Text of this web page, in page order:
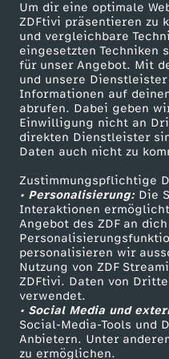
Um dir eine optimale
ZDFtivi präsentieren zu
und vergleichbare
eingesetzten
für unser Angebot. Mit
und unsere
Informationen auf
abrufen. Dabei geben
Einwilligung nicht an
direkten Dienstleister
Daten auch nicht zu
Zustimmungspflichtige
• Personalisierung:Die
Interaktionen
Angebot des ZDF an
personalisieren wir
Nutzung von ZDF
ZDFtivi. Daten von
verwendet.
• Social Media und
Social-Media-Tools und
Anbietern. Unter
zu ermöglichen.
s
M
a
c
h
a
m
e
C
Mehr ZDF
ZDF-Apps
Smart TV
ZDFtext
Livestreams
Sendungen A-Z
TV-Programm
ZDF Unternehmen
Karriere